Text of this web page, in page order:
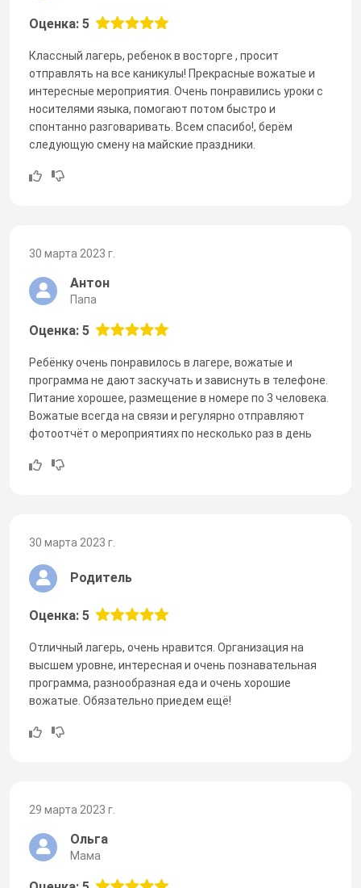
Оценка: 5
Классный лагерь, ребенок в восторге , просит
отправлять на все каникулы! Прекрасные вожатые и
интересные мероприятия. Очень понравились уроки с
носителями языка, помогают потом быстро и
спонтанно разговаривать. Всем спасибо!, берём
следующую смену на майские праздники.
30 марта 2023 г.
Антон
Папа
Оценка: 5
Ребёнку очень понравилось в лагере, вожатые и
программа не дают заскучать и зависнуть в телефоне.
Питание хорошее, размещение в номере по 3 человека.
Вожатые всегда на связи и регулярно отправляют
фотоотчёт о мероприятиях по несколько раз в день
30 марта 2023 г.
Родитель
Оценка: 5
Отличный лагерь, очень нравится. Организация на
высшем уровне, интересная и очень познавательная
программа, разнообразная еда и очень хорошие
вожатые. Обязательно приедем ещё!
29 марта 2023 г.
Ольга
Мама